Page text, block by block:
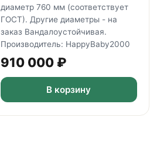
диаметр 760 мм (соответствует
ГОСТ). Другие диаметры - на
заказ Вандалоустойчивая.
Производитель: HappyBaby2000
910 000 ₽
В корзину